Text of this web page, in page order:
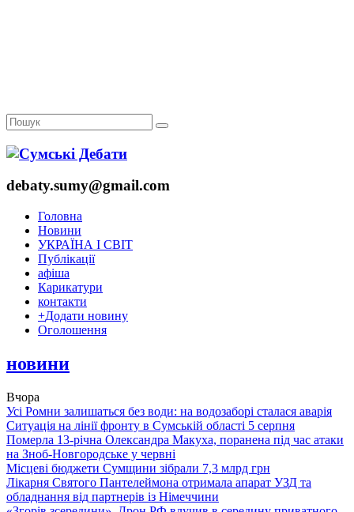
debaty.sumy@gmail.com
Головна
Новини
УКРАЇНА І СВІТ
Публікації
афіша
Карикатури
контакти
+Додати новину
Оголошення
новини
Вчора
Усі Ромни залишаться без води: на водозаборі сталася аварія
Ситуація на лінії фронту в Сумській області 5 серпня
Померла 13-річна Олександра Макуха, поранена під час атаки
на Зноб-Новгородське у червні
Місцеві бюджети Сумщини зібрали 7,3 млрд грн
Лікарня Святого Пантелеймона отримала апарат УЗД та
обладнання від партнерів із Німеччини